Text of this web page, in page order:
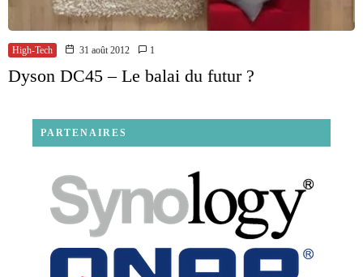
High-Tech 31 août 2012 1
Dyson DC45 – Le balai du futur ?
PARTENAIRES